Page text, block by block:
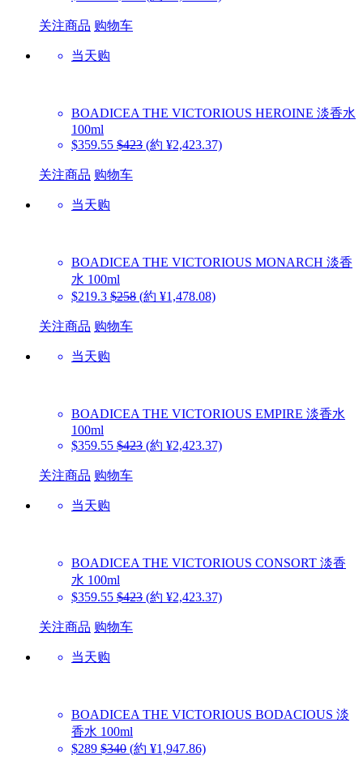
关注商品 购物车
当天购
BOADICEA THE VICTORIOUS HEROINE 淡香水
100ml
$359.55 $423 (約 ¥2,423.37)
关注商品 购物车
当天购
BOADICEA THE VICTORIOUS MONARCH 淡香
水 100ml
$219.3 $258 (約 ¥1,478.08)
关注商品 购物车
当天购
BOADICEA THE VICTORIOUS EMPIRE 淡香水
100ml
$359.55 $423 (約 ¥2,423.37)
关注商品 购物车
当天购
BOADICEA THE VICTORIOUS CONSORT 淡香
水 100ml
$359.55 $423 (約 ¥2,423.37)
关注商品 购物车
当天购
BOADICEA THE VICTORIOUS BODACIOUS 淡
香水 100ml
$289 $340 (約 ¥1,947.86)